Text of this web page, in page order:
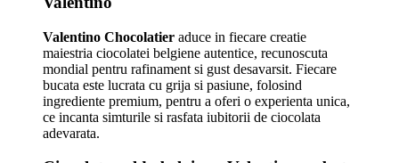
Valentino Chocolatier aduce in fiecare creatie
maiestria ciocolatei belgiene autentice, recunoscuta
mondial pentru rafinament si gust desavarsit. Fiecare
bucata este lucrata cu grija si pasiune, folosind
ingrediente premium, pentru a oferi o experienta unica,
ce incanta simturile si rasfata iubitorii de ciocolata
adevarata.